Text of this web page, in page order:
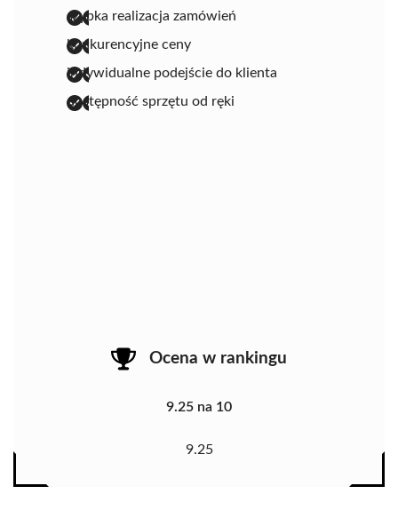
szybka realizacja zamówień
konkurencyjne ceny
indywidualne podejście do klienta
dostępność sprzętu od ręki
Ocena w rankingu
9.25 na 10
9.25